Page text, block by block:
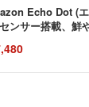
Echo Dot (
ンサー搭載、鮮